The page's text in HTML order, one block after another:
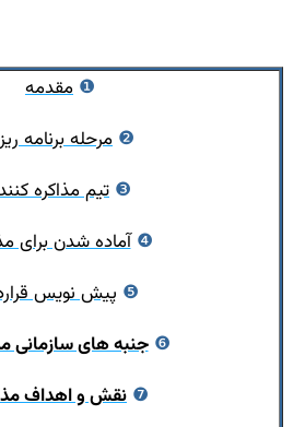
❶ مقدمه
❷ مرحله برنامه
❸ تیم مذاکره
❹آماده شدن برای
❺ پیش نویس
❻جنبه های سازمانی
❼ نقش و اهداف